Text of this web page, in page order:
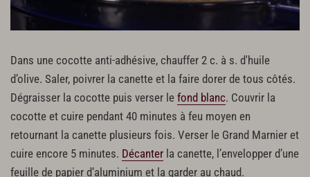
Dans une cocotte anti-adhésive, chauffer 2 c. à s. d'huile
d’olive. Saler, poivrer la canette et la faire dorer de tous côtés.
Dégraisser la cocotte puis verser le fond blanc. Couvrir la
cocotte et cuire pendant 40 minutes à feu moyen en
retournant la canette plusieurs fois. Verser le Grand Marnier et
cuire encore 5 minutes. Décanter la canette, l’envelopper d’une
feuille de papier d’aluminium et la garder au chaud.